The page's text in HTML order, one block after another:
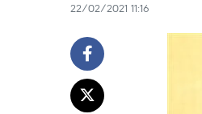
22/02/2021 11:16